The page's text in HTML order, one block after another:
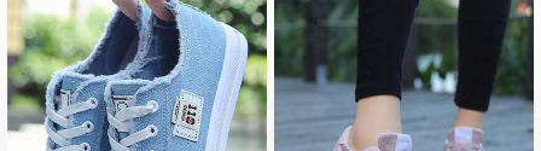
4,84 940 Seguidores
4,84 940 Seguidores